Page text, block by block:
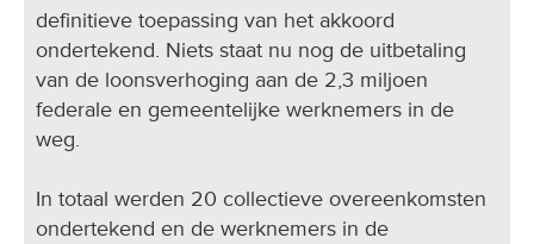
definitieve toepassing van het akkoord
ondertekend. Niets staat nu nog de uitbetaling
van de loonsverhoging aan de 2,3 miljoen
federale en gemeentelijke werknemers in de
weg.
In totaal werden 20 collectieve overeenkomsten
ondertekend en de werknemers in de